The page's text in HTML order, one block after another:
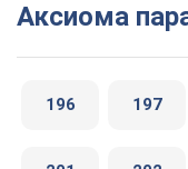
Аксиома
196 197